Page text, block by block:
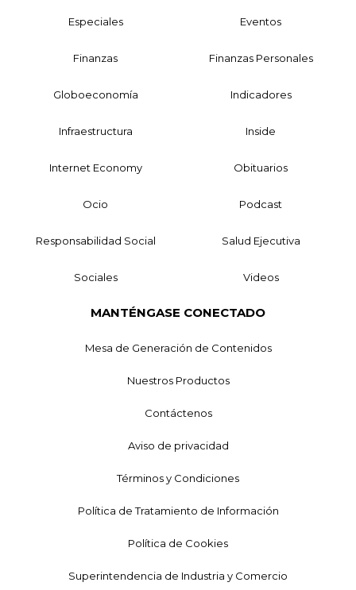
Especiales Eventos
Finanzas Finanzas Personales
Globoeconomía Indicadores
Infraestructura Inside
Internet Economy Obituarios
Ocio Podcast
Responsabilidad Social Salud Ejecutiva
Sociales Videos
MANTÉNGASE CONECTADO
Mesa de Generación de Contenidos
Nuestros Productos
Contáctenos
Aviso de privacidad
Términos y Condiciones
Política de Tratamiento de Información
Política de Cookies
Superintendencia de Industria y Comercio